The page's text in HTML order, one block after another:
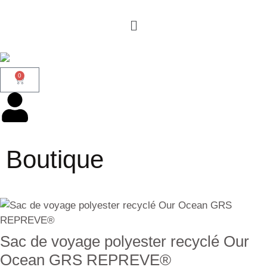
0
Boutique
Sac de voyage polyester recyclé Our
Ocean GRS REPREVE®